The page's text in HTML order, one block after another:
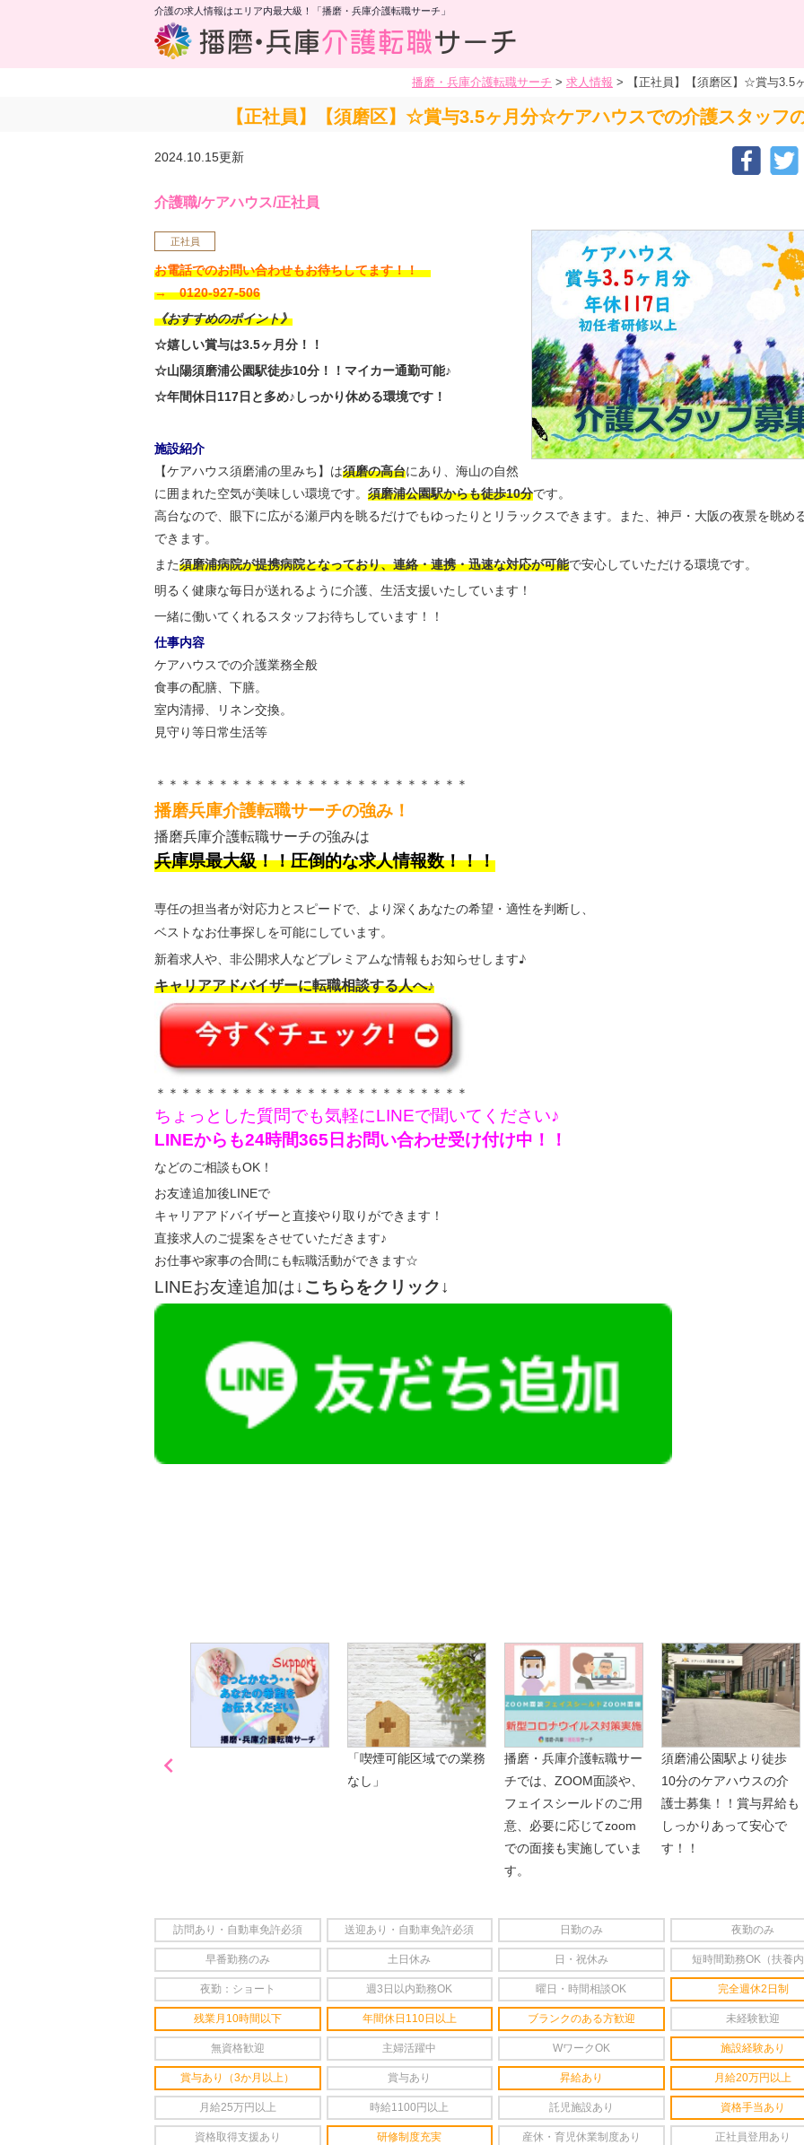
介護の求人情報はエリア内最大級！「播磨・兵庫介護転職サーチ」
播磨・兵庫介護転職サーチ > 求人情報 > 【正社員】【須磨区】☆賞与3.5
【正社員】【須磨区】☆賞与3.5ヶ月分☆ケアハウスでの介護スタッフ
2024.10.15更新
介護職/ケアハウス/正社員
正社員
お電話でのお問い合わせもお待ちしてます！！
→ 0120-927-506
《おすすめのポイント》
☆嬉しい賞与は3.5ヶ月分！！
☆山陽須磨浦公園駅徒歩10分！！マイカー通勤可能♪
☆年間休日117日と多め♪しっかり休める環境です！
施設紹介
【ケアハウス須磨浦の里みち】は須磨の高台にあり、海山の自然
に囲まれた空気が美味しい環境です。 須磨浦公園駅からも徒歩10分です。
高台なので、眼下に広がる瀬戸内を眺るだけでもゆったりとリラックスできます。また、神戸・大阪の夜景を眺め
できます。
また須磨浦病院が提携病院となっており、連絡・連携・迅速な対応が可能で安心していただける環境です。
明るく健康な毎日が送れるように介護、生活支援いたしています！
一緒に働いてくれるスタッフお待ちしています！！
仕事内容
ケアハウスでの介護業務全般
食事の配膳、下膳。
室内清掃、リネン交換。
見守り等日常生活等
＊＊＊＊＊＊＊＊＊＊＊＊＊＊＊＊＊＊＊＊＊＊＊＊＊
播磨兵庫介護転職サーチの強み！
播磨兵庫介護転職サーチの強みは
兵庫県最大級！！圧倒的な求人情報数！！！
専任の担当者が対応力とスピードで、より深くあなたの希望・適性を判断し、
ベストなお仕事探しを可能にしています。
新着求人や、非公開求人などプレミアムな情報もお知らせします♪
キャリアアドバイザーに転職相談する人へ♪
＊＊＊＊＊＊＊＊＊＊＊＊＊＊＊＊＊＊＊＊＊＊＊＊＊
ちょっとした質問でも気軽にLINEで聞いてください♪
LINEからも24時間365日お問い合わせ受け付け中！！
などのご相談もOK！
お友達追加後LINEで
キャリアアドバイザーと直接やり取りができます！
直接求人のご提案をさせていただきます♪
お仕事や家事の合間にも転職活動ができます☆
LINEお友達追加は↓こちらをクリック↓
「喫煙可能区域での業務
なし」
播磨・兵庫介護転職サー
チでは、ZOOM面談や、
フェイスシールドのご用
意、必要に応じてzoom
での面接も実施していま
す。
須磨浦公園駅より徒歩
10分のケアハウスの介
護士募集！！賞与昇給も
しっかりあって安心で
す！！

訪問あり・自動車免許必須 送迎あり・自動車免許必須 日勤のみ 夜勤のみ
早番勤務のみ 土日休み 日・祝休み 短時間勤務OK（扶養
夜勤：ショート 週3日以内勤務OK 曜日・時間相談OK 完全週休2日制
残業月10時間以下 年間休日110日以上 ブランクのある方歓迎 未経験歓迎
無資格歓迎 主婦活躍中 WワークOK 施設経験あり
賞与あり（3か月以上） 賞与あり 昇給あり 月給20万円以上
月給25万円以上 時給1100円以上 託児施設あり 資格手当あり
資格取得支援あり 研修制度充実 産休・育児休業制度あり 正社員登用あり